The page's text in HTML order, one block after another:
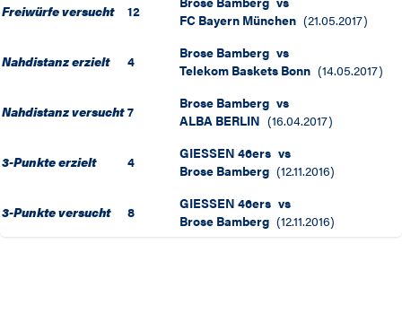
Freiwürfe versucht 12
FC Bayern München (21.05.2017)
Nahdistanz erzielt 4 Brose Bamberg vs
Telekom Baskets Bonn (14.05.2017)
Nahdistanz versucht 7 Brose Bamberg vs
ALBA BERLIN (16.04.2017)
3-Punkte erzielt 4 GIESSEN 46ers vs
Brose Bamberg (12.11.2016)
3-Punkte versucht 8 GIESSEN 46ers vs
Brose Bamberg (12.11.2016)